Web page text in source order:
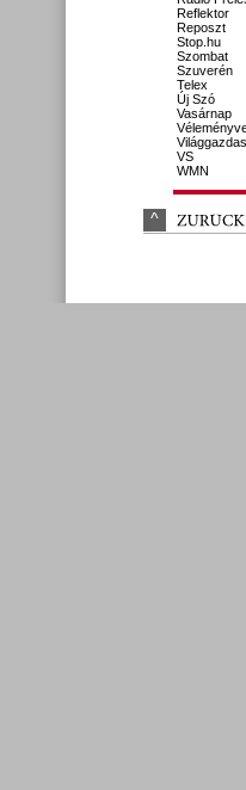
Reflektor
Reposzt
Stop.hu
Szombat
Szuverén
Telex
Új Szó
Vasárnap
VS
WMN
^ ZURÜCK